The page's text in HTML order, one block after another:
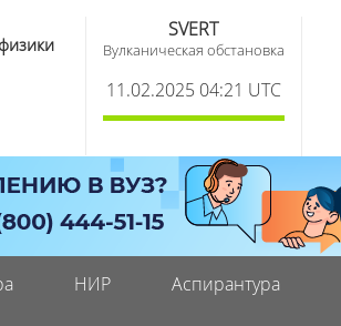
SVERT
Вулканическая обстановка
11.02.2025 04:21 UTC
НИР Аспирантура